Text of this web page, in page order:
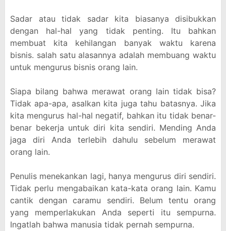
Sadar atau tidak sadar kita biasanya disibukkan
dengan hal-hal yang tidak penting. Itu bahkan
membuat kita kehilangan banyak waktu karena
bisnis. salah satu alasannya adalah membuang waktu
untuk mengurus bisnis orang lain.
Siapa bilang bahwa merawat orang lain tidak bisa?
Tidak apa-apa, asalkan kita juga tahu batasnya. Jika
kita mengurus hal-hal negatif, bahkan itu tidak benar-
benar bekerja untuk diri kita sendiri. Mending Anda
jaga diri Anda terlebih dahulu sebelum merawat
orang lain.
Penulis menekankan lagi, hanya mengurus diri sendiri.
Tidak perlu mengabaikan kata-kata orang lain. Kamu
cantik dengan caramu sendiri. Belum tentu orang
yang memperlakukan Anda seperti itu sempurna.
Ingatlah bahwa manusia tidak pernah sempurna.